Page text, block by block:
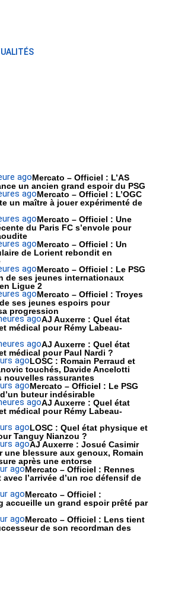
agoMercato – Officiel : L’AS
un ancien grand espoir du PSG
agoMercato – Officiel : L’OGC
un maître à jouer expérimenté de
agoMercato – Officiel : Une
du Paris FC s’envole pour
agoMercato – Officiel : Un
de Lorient rebondit en
agoMercato – Officiel : Le PSG
de ses jeunes internationaux
Ligue 2
agoMercato – Officiel : Troyes
ses jeunes espoirs pour
progression
agoAJ Auxerre : Quel état
médical pour Rémy Labeau-
agoAJ Auxerre : Quel état
médical pour Paul Nardi ?
agoLOSC : Romain Perraud et
touchés, Davide Ancelotti
nouvelles rassurantes
agoMercato – Officiel : Le PSG
buteur indésirable
agoAJ Auxerre : Quel état
médical pour Rémy Labeau-
agoLOSC : Quel état physique et
Tanguy Nianzou ?
agoAJ Auxerre : Josué Casimir
une blessure aux genoux, Romain
après une entorse
agoMercato – Officiel : Rennes
l’arrivée d’un roc défensif de
agoMercato – Officiel :
accueille un grand espoir prêté par
agoMercato – Officiel : Lens tient
de son recordman des